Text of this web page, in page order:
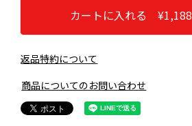
カートに入れる ¥1,188
返品特約について
商品についてのお問い合わせ